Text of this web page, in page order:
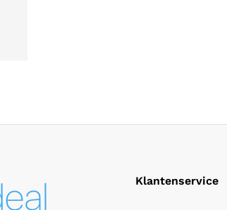
Klantenservice